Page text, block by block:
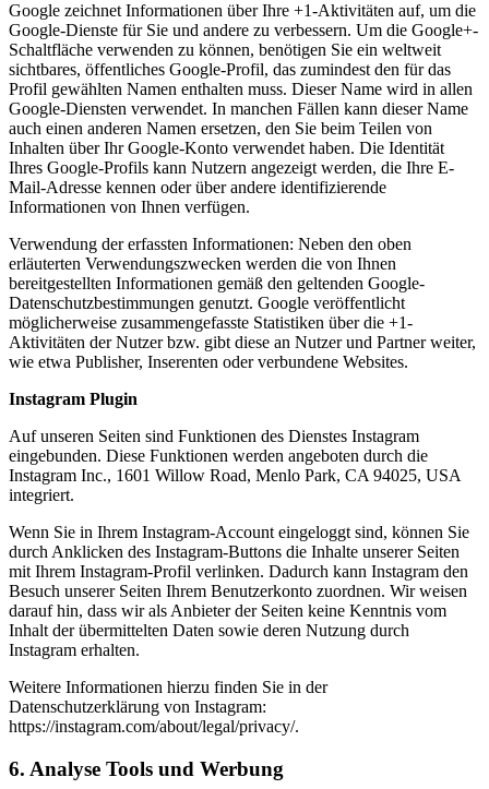
Google zeichnet Informationen über Ihre +1-Aktivitäten auf, um die
Google-Dienste für Sie und andere zu verbessern. Um die Google+-
Schaltfläche verwenden zu können, benötigen Sie ein weltweit
sichtbares, öffentliches Google-Profil, das zumindest den für das
Profil gewählten Namen enthalten muss. Dieser Name wird in allen
Google-Diensten verwendet. In manchen Fällen kann dieser Name
auch einen anderen Namen ersetzen, den Sie beim Teilen von
Inhalten über Ihr Google-Konto verwendet haben. Die Identität
Ihres Google-Profils kann Nutzern angezeigt werden, die Ihre E-
Mail-Adresse kennen oder über andere identifizierende
Informationen von Ihnen verfügen.
Verwendung der erfassten Informationen: Neben den oben
erläuterten Verwendungszwecken werden die von Ihnen
bereitgestellten Informationen gemäß den geltenden Google-
Datenschutzbestimmungen genutzt. Google veröffentlicht
möglicherweise zusammengefasste Statistiken über die +1-
Aktivitäten der Nutzer bzw. gibt diese an Nutzer und Partner weiter,
wie etwa Publisher, Inserenten oder verbundene Websites.
Instagram Plugin
Auf unseren Seiten sind Funktionen des Dienstes Instagram
eingebunden. Diese Funktionen werden angeboten durch die
Instagram Inc., 1601 Willow Road, Menlo Park, CA 94025, USA
integriert.
Wenn Sie in Ihrem Instagram-Account eingeloggt sind, können Sie
durch Anklicken des Instagram-Buttons die Inhalte unserer Seiten
mit Ihrem Instagram-Profil verlinken. Dadurch kann Instagram den
Besuch unserer Seiten Ihrem Benutzerkonto zuordnen. Wir weisen
darauf hin, dass wir als Anbieter der Seiten keine Kenntnis vom
Inhalt der übermittelten Daten sowie deren Nutzung durch
Instagram erhalten.
Weitere Informationen hierzu finden Sie in der
Datenschutzerklärung von Instagram:
https://instagram.com/about/legal/privacy/.
6. Analyse Tools und Werbung